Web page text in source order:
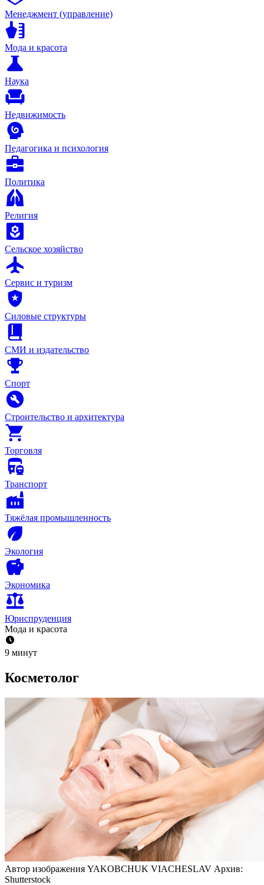
Менеджмент (управление)
Мода и красота
Наука
Недвижимость
Педагогика и психология
Политика
Религия
Сельское хозяйство
Сервис и туризм
Силовые структуры
СМИ и издательство
Спорт
Строительство и архитектура
Торговля
Транспорт
Тяжёлая промышленность
Экология
Экономика
Юриспруденция
Мода и красота
9 минут
Косметолог
Автор изображения YAKOBCHUK VIACHESLAV Архив:
Shutterstock